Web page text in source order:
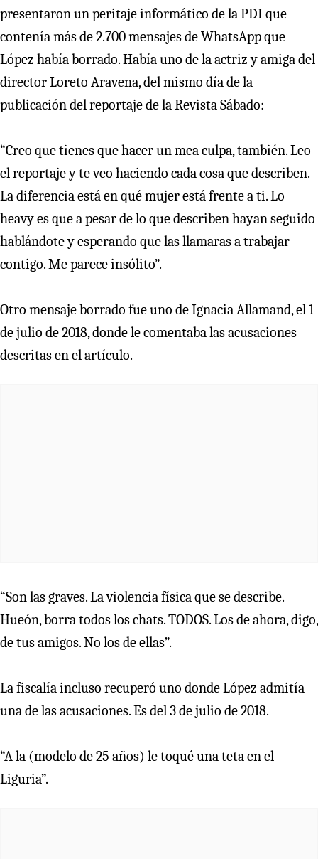
presentaron un peritaje informático de la PDI que
contenía más de 2.700 mensajes de WhatsApp que
López había borrado. Había uno de la actriz y amiga del
director Loreto Aravena, del mismo día de la
publicación del reportaje de la Revista Sábado:
“Creo que tienes que hacer un mea culpa, también. Leo
el reportaje y te veo haciendo cada cosa que describen.
La diferencia está en qué mujer está frente a ti. Lo
heavy es que a pesar de lo que describen hayan seguido
hablándote y esperando que las llamaras a trabajar
contigo. Me parece insólito”.
Otro mensaje borrado fue uno de Ignacia Allamand, el 1
de julio de 2018, donde le comentaba las acusaciones
descritas en el artículo.
“Son las graves. La violencia física que se describe.
Hueón, borra todos los chats. TODOS. Los de ahora, digo,
de tus amigos. No los de ellas”.
La fiscalía incluso recuperó uno donde López admitía
una de las acusaciones. Es del 3 de julio de 2018.
“A la (modelo de 25 años) le toqué una teta en el
Liguria”.